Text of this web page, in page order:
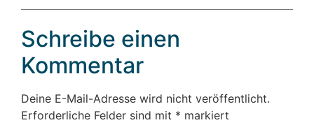
Schreibe einen
Kommentar
Deine E-Mail-Adresse wird nicht veröffentlicht.
Erforderliche Felder sind mit * markiert